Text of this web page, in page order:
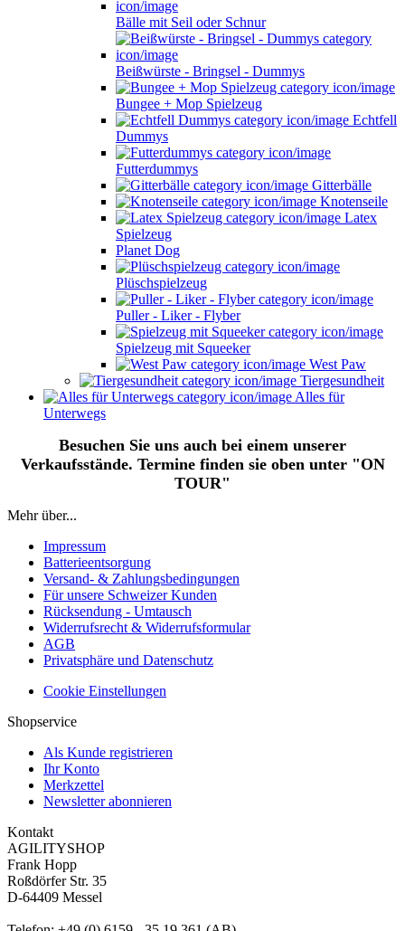
Bälle mit Seil oder Schnur
Beißwürste - Bringsel - Dummys
Bungee + Mop Spielzeug
Echtfell
Dummys
Futterdummys
Gitterbälle
Knotenseile
Latex
Spielzeug
Planet Dog
Plüschspielzeug
Puller - Liker - Flyber
Spielzeug mit Squeeker
West Paw
Tiergesundheit
Alles für
Unterwegs
Besuchen Sie uns auch bei einem unserer
Verkaufsstände. Termine finden sie oben unter "ON
TOUR"
Mehr über...
Impressum
Batterieentsorgung
Versand- & Zahlungsbedingungen
Für unsere Schweizer Kunden
Rücksendung - Umtausch
Widerrufsrecht & Widerrufsformular
AGB
Privatsphäre und Datenschutz
Cookie Einstellungen
Shopservice
Als Kunde registrieren
Ihr Konto
Merkzettel
Newsletter abonnieren
Kontakt
AGILITYSHOP
Frank Hopp
Roßdörfer Str. 35
D-64409 Messel